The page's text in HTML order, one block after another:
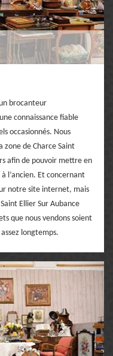
brocanteur
connaissance fiable
occasionnés. Nous
de Charce Saint
afin de pouvoir mettre en
l’ancien. Et concernant
notre site internet, mais
Ellier Sur Aubance
que nous vendons soient
longtemps.